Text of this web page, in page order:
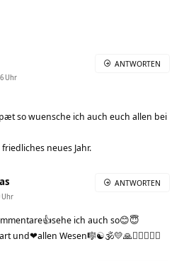
Uhr
so wuensche ich auch euch allen bei
neues Jahr.
ANTWORTEN
Uhr
ich auch so😊😇
und❤allen Wesen🎼☯️🕉💛🙏🙋🏻‍♂️🙋‍♀️
ANTWORTEN